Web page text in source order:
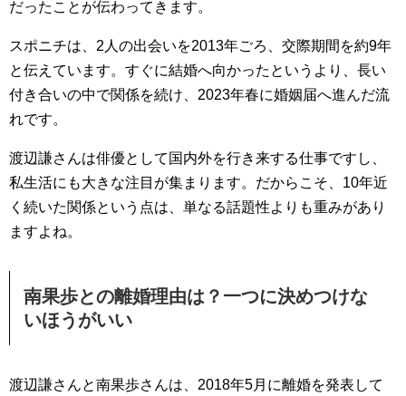
だったことが伝わってきます。
スポニチは、2人の出会いを2013年ごろ、交際期間を約9年
と伝えています。すぐに結婚へ向かったというより、長い
付き合いの中で関係を続け、2023年春に婚姻届へ進んだ流
れです。
渡辺謙さんは俳優として国内外を行き来する仕事ですし、
私生活にも大きな注目が集まります。だからこそ、10年近
く続いた関係という点は、単なる話題性よりも重みがあり
ますよね。
南果歩との離婚理由は？一つに決めつけな
いほうがいい
渡辺謙さんと南果歩さんは、2018年5月に離婚を発表して